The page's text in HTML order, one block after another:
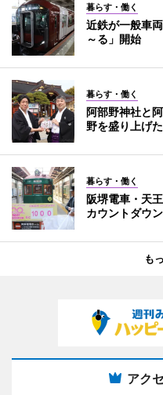
暮らす・働く
近鉄が一般車
～る」開始
暮らす・働く
阿部野神社と
野を盛り上げた
暮らす・働く
阪堺電車・天
カウントダウ
も
アク